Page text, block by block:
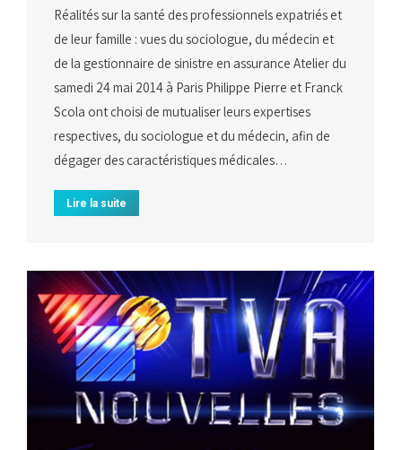
Réalités sur la santé des professionnels expatriés et
de leur famille : vues du sociologue, du médecin et
de la gestionnaire de sinistre en assurance Atelier du
samedi 24 mai 2014 à Paris Philippe Pierre et Franck
Scola ont choisi de mutualiser leurs expertises
respectives, du sociologue et du médecin, afin de
dégager des caractéristiques médicales…
Lire la suite